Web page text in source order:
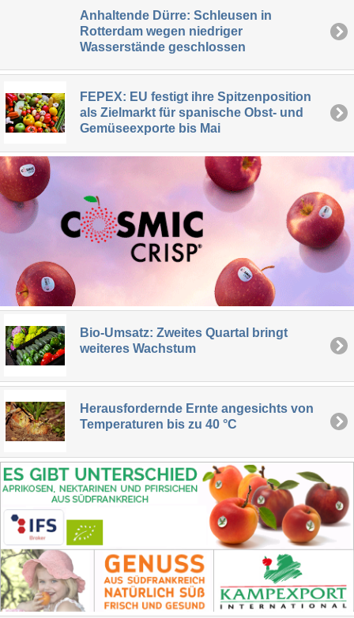
Anhaltende Dürre: Schleusen in
Rotterdam wegen niedriger
Wasserstände geschlossen
FEPEX: EU festigt ihre Spitzenposition
als Zielmarkt für spanische Obst- und
Gemüseexporte bis Mai
Bio-Umsatz: Zweites Quartal bringt
weiteres Wachstum
Herausfordernde Ernte angesichts von
Temperaturen bis zu 40 °C